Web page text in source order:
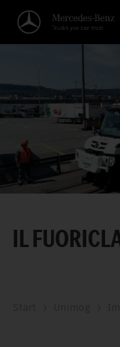
Temi
Servizio
Italiano
IL